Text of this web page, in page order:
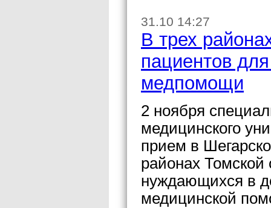
31.10 14:27
В трех
пациентов
медпомощи
2 ноября
медицинского
прием в
районах Томской
нуждающихся в
медицинской